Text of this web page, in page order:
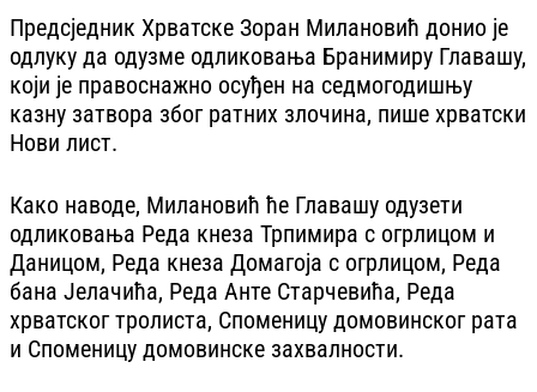
Предсједник Хрватске Зоран Милановић донио је
одлуку да одузме одликовања Бранимиру Главашу,
који је правоснажно осуђен на седмогодишњу
казну затвора због ратних злочина, пише хрватски
Нови лист.
Како наводе, Милановић ће Главашу одузети
одликовања Реда кнеза Трпимира с огрлицом и
Даницом, Реда кнеза Домагоја с огрлицом, Реда
бана Јелачића, Реда Анте Старчевића, Реда
хрватског тролиста, Споменицу домовинског рата
и Споменицу домовинске захвалности.